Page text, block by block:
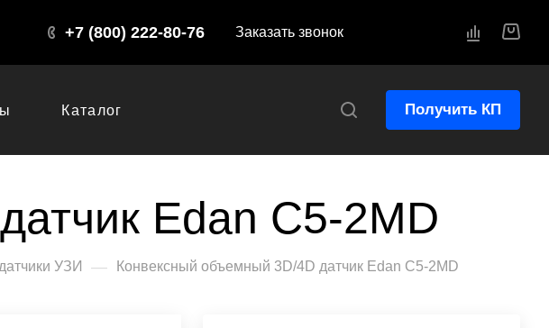
+7 (800) 222-80-76 Заказать звонок
Каталог Получить КП
Edan C5-2MD
УЗИ — Конвексный объемный 3D/4D датчик Edan C5-2MD